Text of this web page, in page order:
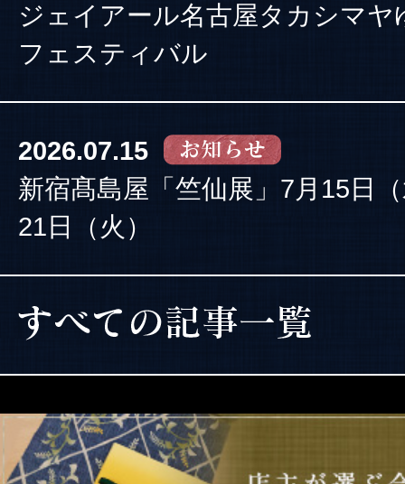
ジェイアール名古屋タカシマヤ
フェスティバル
2026.07.15
新宿髙島屋「竺仙展」7月15日
21日（火）